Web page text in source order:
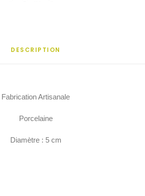
DESCRIPTION
Fabrication Artisanale
Porcelaine
Diamètre : 5 cm